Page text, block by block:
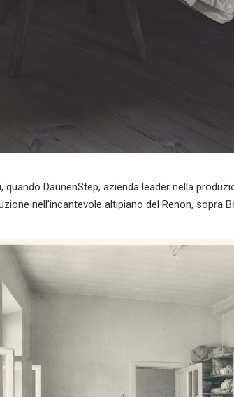
quando DaunenStep, azienda leader nella
nell’incantevole altipiano del Renon, sopra